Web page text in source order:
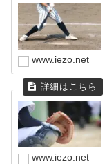
www.iezo.net
www.iezo.net